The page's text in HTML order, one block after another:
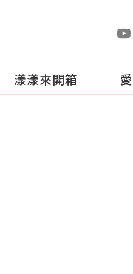
漾漾來開箱